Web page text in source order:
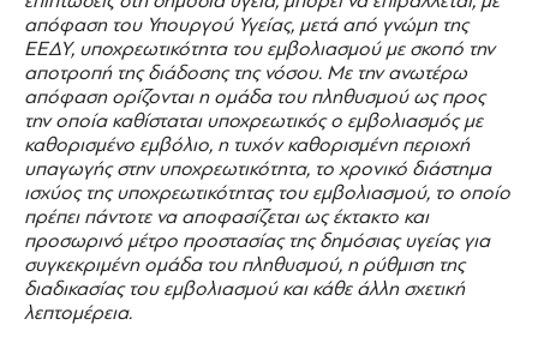
απόφαση του Υπουργού Υγείας, μετά από γνώμη της
ΕΕΔΥ, υποχρεωτικότητα του εμβολιασμού με σκοπό την
αποτροπή της διάδοσης της νόσου. Με την ανωτέρω
απόφαση ορίζονται η ομάδα του πληθυσμού ως προς
την οποία καθίσταται υποχρεωτικός ο εμβολιασμός με
καθορισμένο εμβόλιο, η τυχόν καθορισμένη περιοχή
υπαγωγής στην υποχρεωτικότητα, το χρονικό διάστημα
ισχύος της υποχρεωτικότητας του εμβολιασμού, το οποίο
πρέπει πάντοτε να αποφασίζεται ως έκτακτο και
προσωρινό μέτρο προστασίας της δημόσιας υγείας για
συγκεκριμένη ομάδα του πληθυσμού, η ρύθμιση της
διαδικασίας του εμβολιασμού και κάθε άλλη σχετική
λεπτομέρεια.